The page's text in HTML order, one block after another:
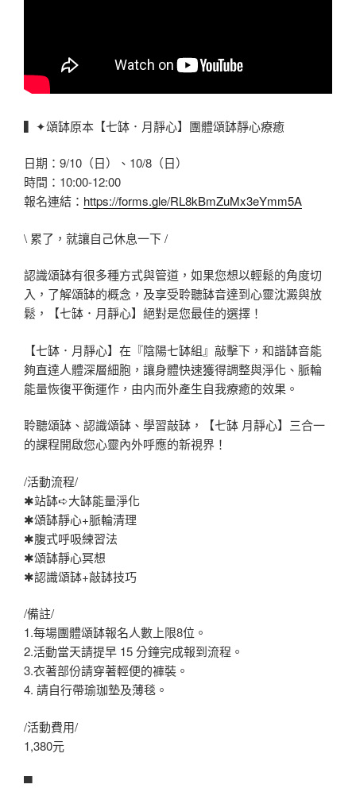
▍✦頌缽原本【七缽．月靜心】團體頌缽靜心療癒
日期：9/10（日）、10/8（日）
時間：10:00-12:00
報名連結： https://forms.gle/RL8kBmZuMx3eYmm5A
\ 累了，就讓自己休息一下 /
認識頌缽有很多種方式與管道，如果您想以輕鬆的角度切
入，了解頌缽的概念，及享受聆聽缽音達到心靈沈澱與放
鬆，【七缽．月靜心】絕對是您最佳的選擇！
【七缽．月靜心】在『陰陽七缽組』敲擊下，和諧缽音能
夠直達人體深層細胞，讓身體快速獲得調整與淨化、脈輪
能量恢復平衡運作，由内而外產生自我療癒的效果。
聆聽頌缽、認識頌缽、學習敲缽，【七缽 月靜心】三合一
的課程開啟您心靈內外呼應的新視界！
/活動流程/
✱站缽➪大缽能量淨化
✱頌缽靜心+脈輪清理
✱腹式呼吸練習法
✱頌缽靜心冥想
✱認識頌缽+敲缽技巧
/備註/
1.每場團體頌缽報名人數上限8位。
2.活動當天請提早 15 分鐘完成報到流程。
3.衣著部份請穿著輕便的褲裝。
4. 請自行帶瑜珈墊及薄毯。
/活動費用/
1,380元
▀